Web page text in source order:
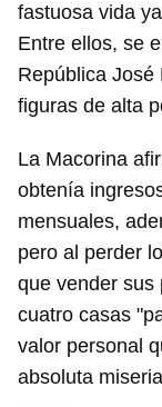
fastuosa vida
Entre ellos, se
República José
figuras de alta
La Macorina
obtenía
mensuales,
pero al perder
que vender sus
cuatro casas
valor personal
absoluta